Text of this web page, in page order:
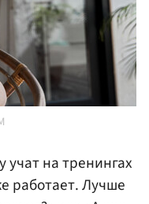
учат на тренингах
работает. Лучше